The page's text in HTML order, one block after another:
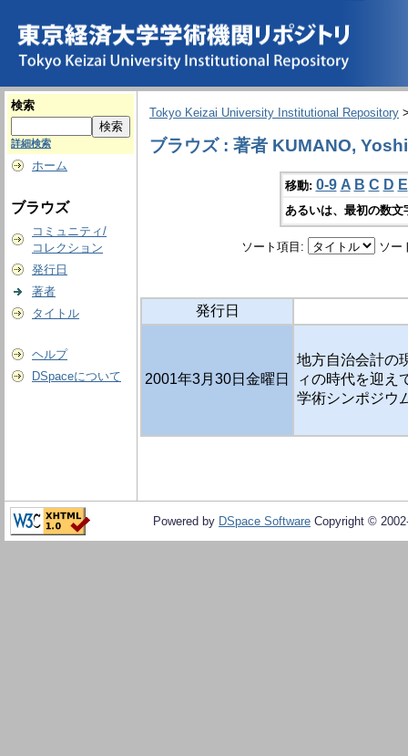
検索
詳細検索
ホーム
ブラウズ
コミュニティ/
コレクション
発行日
著者
タイトル
ヘルプ
DSpaceについて
Tokyo Keizai University Institutional Repository
ブラウズ : 著者 KUMANO,
移動: 0-9 A B C D E
あるいは、最初の数
ソート項目: ソー
発行日
2001年3月30日金曜日
地方自治会計の
ィの時代を迎え
学術シンポジウ
Powered by DSpace Software Copyright ©